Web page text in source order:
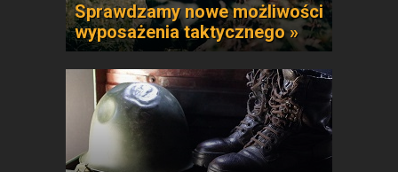
Sprawdzamy nowe możliwości
wyposażenia taktycznego »